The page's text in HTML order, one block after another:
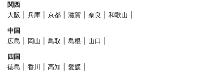
関西
大阪
兵庫 京都 滋賀 奈良
和歌山
中国
広島
岡山 鳥取 島根
山口
四国
徳島
香川 高知
愛媛